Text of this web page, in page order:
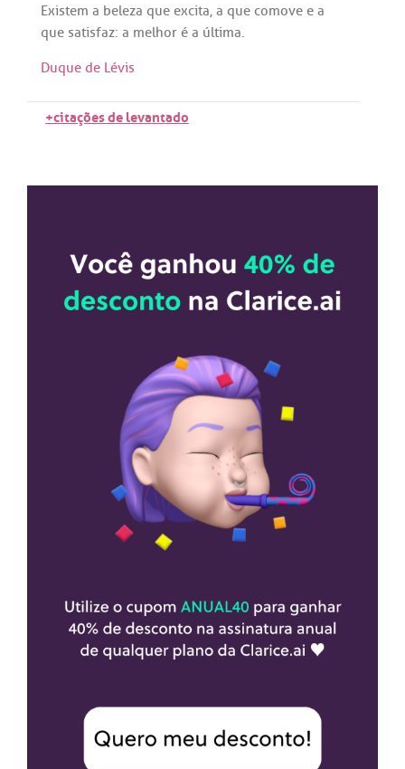
Existem a beleza que excita, a que comove e a
que satisfaz: a melhor é a última.
Duque de Lévis
+citações de levantado